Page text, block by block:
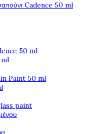
Cadence 50 ml
50 ml
Paint 50 ml
paint